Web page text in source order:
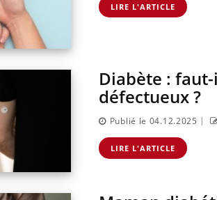
LIRE L'ARTICLE
Diabète :
défectueux ?
Publié le 04.12.2025 |
LIRE L'ARTICLE
Chronique des Mains :
ma maladieYoutube
sujets qui sont faciles à aborder...
non ! D'un côté, poser des questions